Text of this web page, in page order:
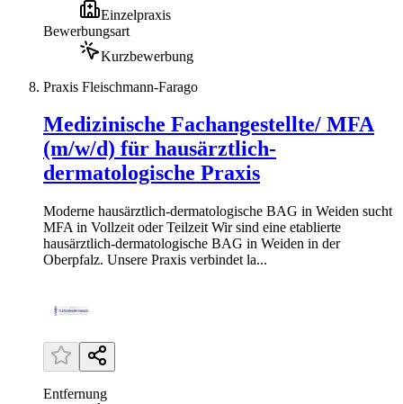
Einzelpraxis
Bewerbungsart
Kurzbewerbung
Praxis Fleischmann-Farago
Medizinische Fachangestellte/ MFA
(m/w/d) für hausärztlich-
dermatologische Praxis
Moderne hausärztlich-dermatologische BAG in Weiden sucht
MFA in Vollzeit oder Teilzeit Wir sind eine etablierte
hausärztlich-dermatologische BAG in Weiden in der
Oberpfalz. Unsere Praxis verbindet la...
Entfernung